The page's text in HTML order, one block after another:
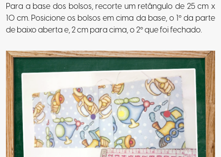
Para a base dos bolsos, recorte um retângulo de 25 cm x
10 cm. Posicione os bolsos em cima da base, o 1º da parte
de baixo aberta e, 2 cm para cima, o 2º que foi fechado.